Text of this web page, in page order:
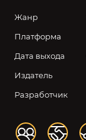
Жанр
Платформа
Дата выхода
Издатель
Разработчик